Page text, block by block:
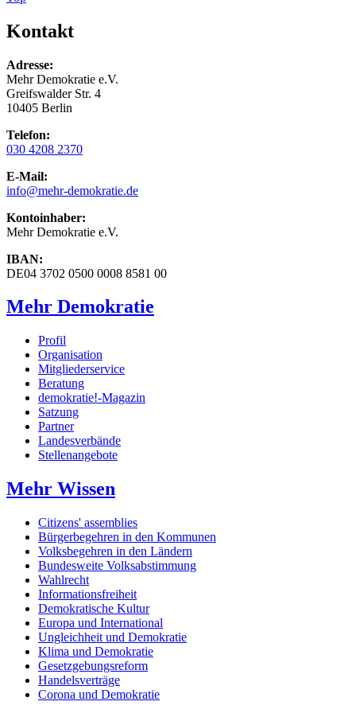
Kontakt
Adresse:
Mehr Demokratie e.V.
Greifswalder Str. 4
10405 Berlin
Telefon:
030 4208 2370
E-Mail:
info@mehr-demokratie.de
Kontoinhaber:
Mehr Demokratie e.V.
IBAN:
DE04 3702 0500 0008 8581 00
Mehr Demokratie
Profil
Organisation
Mitgliederservice
Beratung
demokratie!-Magazin
Satzung
Partner
Landesverbände
Stellenangebote
Mehr Wissen
Citizens' assemblies
Bürgerbegehren in den Kommunen
Volksbegehren in den Ländern
Bundesweite Volksabstimmung
Wahlrecht
Informationsfreiheit
Demokratische Kultur
Europa und International
Ungleichheit und Demokratie
Klima und Demokratie
Gesetzgebungsreform
Handelsverträge
Corona und Demokratie